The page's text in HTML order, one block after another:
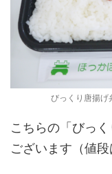
びっくり唐揚げ
こちらの「びっ
ございます（値段